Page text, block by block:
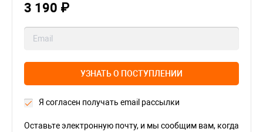
3 190 ₽
УЗНАТЬ О ПОСТУПЛЕНИИ
Я согласен получать email рассылки
Оставьте электронную почту, и мы сообщим вам, когда